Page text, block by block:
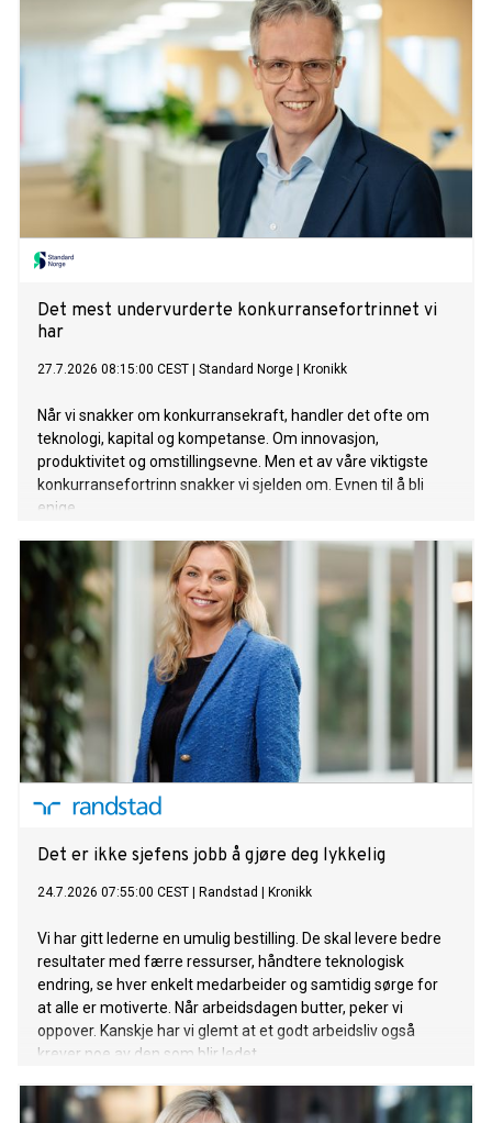
Det mest undervurderte konkurransefortrinnet vi
har
27.7.2026 08:15:00 CEST Standard Norge Kronikk
Når vi snakker om konkurransekraft, handler det ofte om
teknologi, kapital og kompetanse. Om innovasjon,
produktivitet og omstillingsevne. Men et av våre viktigste
konkurransefortrinn snakker vi sjelden om. Evnen til å bli
enige.
Det er ikke sjefens jobb å gjøre deg lykkelig
24.7.2026 07:55:00 CEST Randstad Kronikk
Vi har gitt lederne en umulig bestilling. De skal levere bedre
resultater med færre ressurser, håndtere teknologisk
endring, se hver enkelt medarbeider og samtidig sørge for
at alle er motiverte. Når arbeidsdagen butter, peker vi
oppover. Kanskje har vi glemt at et godt arbeidsliv også
krever noe av den som blir ledet.